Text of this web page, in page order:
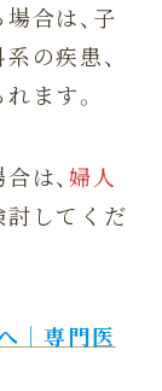
合は、子
の疾患、
ます。
は、婦人
討してくだ
｜専門医